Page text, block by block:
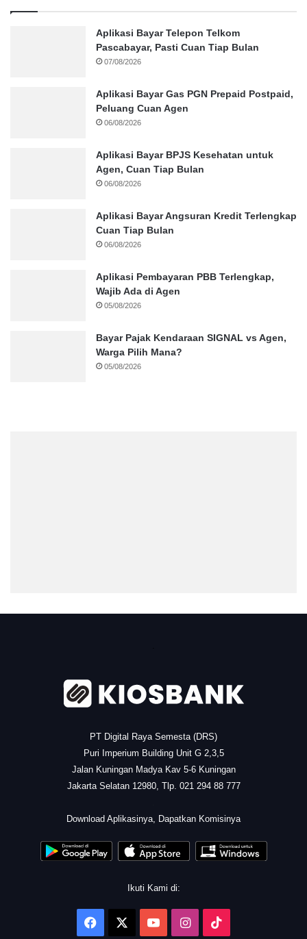
Aplikasi Bayar Telepon Telkom
Pascabayar, Pasti Cuan Tiap Bulan
07/08/2026
Aplikasi Bayar Gas PGN Prepaid Postpaid,
Peluang Cuan Agen
06/08/2026
Aplikasi Bayar BPJS Kesehatan untuk
Agen, Cuan Tiap Bulan
06/08/2026
Aplikasi Bayar Angsuran Kredit Terlengkap
Cuan Tiap Bulan
06/08/2026
Aplikasi Pembayaran PBB Terlengkap,
Wajib Ada di Agen
05/08/2026
Bayar Pajak Kendaraan SIGNAL vs Agen,
Warga Pilih Mana?
05/08/2026
PT Digital Raya Semesta (DRS)
Puri Imperium Building Unit G 2,3,5
Jalan Kuningan Madya Kav 5-6 Kuningan
Jakarta Selatan 12980, Tlp. 021 294 88 777
Download Aplikasinya, Dapatkan Komisinya
Ikuti Kami di:
Facebook YouTubeInstagram